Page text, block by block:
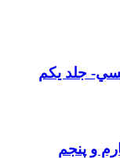
جلد يكم
و پنجم